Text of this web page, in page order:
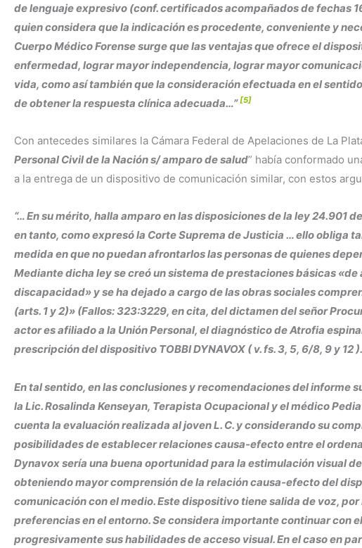
de lenguaje expresivo (conf. certificados acompañados de fechas
quien considera que la indicación es procedente, conveniente y
Cuerpo Médico Forense surge que las ventajas que ofrece el
enfermedad, lograr mayor independencia, lograr mayor
vida, como así también que la consideración efectuada en el
de obtener la respuesta clínica adecuada…”[5]
Con antecedes similares la Cámara Federal de Apelaciones de La
Personal Civil de la Nación s/ amparo de salud” había conformado
a la entrega de un dispositivo de comunicación similar, con estos
“… En su mérito, halla amparo en las disposiciones de la ley
en tanto, como expresó la Corte Suprema de Justicia … ello obliga
medida en que no puedan afrontarlos las personas de quienes
Mediante dicha ley se creó un sistema de prestaciones básicas
discapacidad» y se ha dejado a cargo de las obras sociales
(arts. 1 y 2)» (Fallos: 323:3229, en cita, del dictamen del señor
actor es afiliado a la Unión Personal, el diagnóstico de Atrofia
prescripción del dispositivo TOBBI DYNAVOX ( v. fs. 3, 5, 6/8, 9 y 12 ).
En tal sentido, en las conclusiones y recomendaciones del informe
la Lic. Rosalinda Kenseyan, Terapista Ocupacional y el médico
cuenta la evaluación realizada al joven L. C. y considerando su
posibilidades de establecer relaciones causa-efecto entre el
Dynavox sería una buena oportunidad para la estimulación visual
obteniendo mayor comprensión de la relación causa-efecto del
comunicación con el medio. Este dispositivo tiene salida de voz,
preferencias en el entorno. Se considera importante continuar con
progresivamente sus habilidades de acceso visual. En el caso en